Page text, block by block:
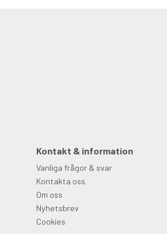
Kontakt & information
Vanliga frågor & svar
Kontakta oss
Om oss
Nyhetsbrev
Cookies